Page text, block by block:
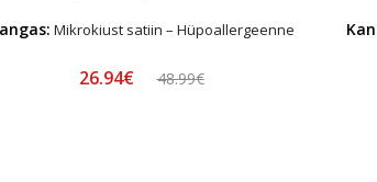
Mikrokiust satiin – Hüpoallergeenne
26.94€ 48.99€